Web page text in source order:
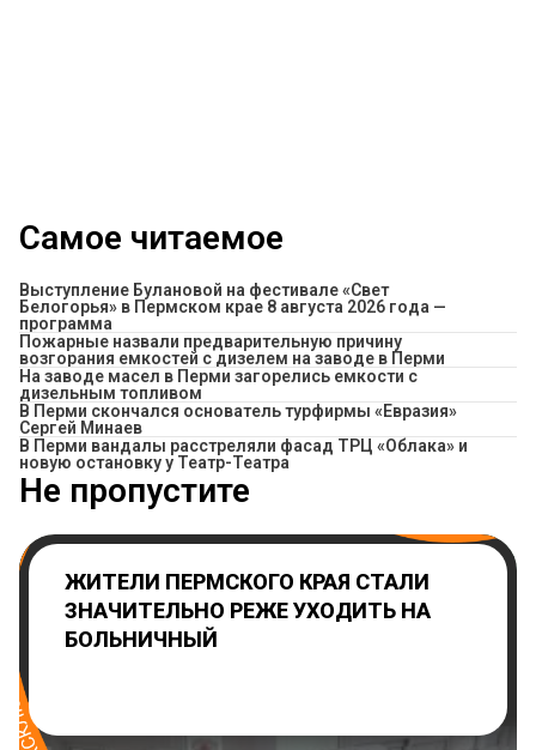
Самое читаемое
Выступление Булановой на фестивале «Свет
Белогорья» в Пермском крае 8 августа 2026 года —
программа
Пожарные назвали предварительную причину
возгорания емкостей с дизелем на заводе в Перми
На заводе масел в Перми загорелись емкости с
дизельным топливом
В Перми скончался основатель турфирмы «Евразия»
Сергей Минаев
В Перми вандалы расстреляли фасад ТРЦ «Облака» и
новую остановку у Театр-Театра
Не пропустите
ЖИТЕЛИ ПЕРМСКОГО КРАЯ СТАЛИ
ЗНАЧИТЕЛЬНО РЕЖЕ УХОДИТЬ НА
БОЛЬНИЧНЫЙ